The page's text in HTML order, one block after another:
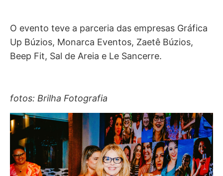
O evento teve a parceria das empresas Gráfica
Up Búzios, Monarca Eventos, Zaetê Búzios,
Beep Fit, Sal de Areia e Le Sancerre.
fotos: Brilha Fotografia